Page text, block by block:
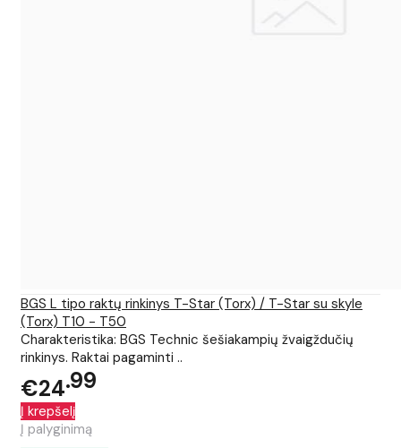
BGS L tipo raktų rinkinys T-Star (Torx) / T-Star su skyle
(Torx) T10 - T50
Charakteristika: BGS Technic šešiakampių žvaigždučių
rinkinys. Raktai pagaminti ..
€24 99
Į krepšelį
Į palyginimą